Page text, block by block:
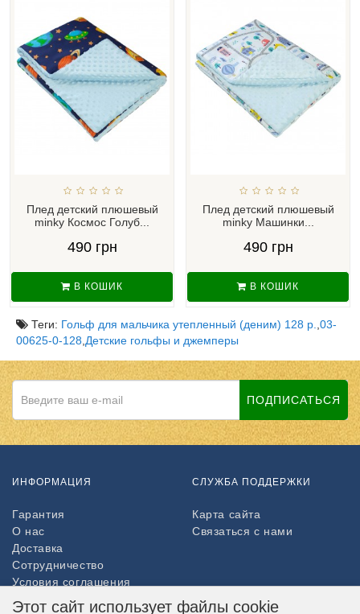
Плед детский плюшевый
minky Космос Голуб...
490 грн
В КОШИК
Плед детский плюшевый
minky Машинки...
490 грн
В КОШИК
Теги: Гольф для мальчика утепленный (деним) 128 р. 03-
00625-0-128 Детские гольфы и джемперы
ПОДПИСАТЬСЯ
ИНФОРМАЦИЯ
Гарантия
О нас
Доставка
Сотрудничество
Условия соглашения
Возврат товара
СЛУЖБА ПОДДЕРЖКИ
Карта сайта
Связаться с нами
Этот сайт использует файлы cookie